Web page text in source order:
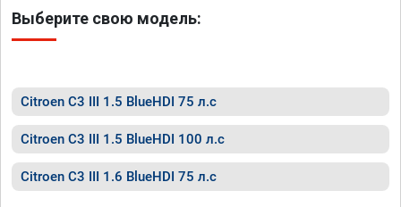
Выберите свою модель:
Citroen C3 III 1.5 BlueHDI 75 л.с
Citroen C3 III 1.5 BlueHDI 100 л.с
Citroen C3 III 1.6 BlueHDI 75 л.с